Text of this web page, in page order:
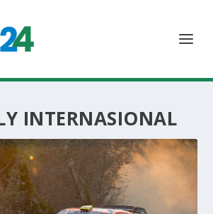
INTERNASIONAL